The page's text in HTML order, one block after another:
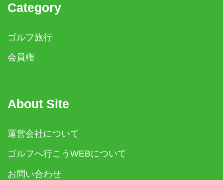
Category
ゴルフ旅行
会員権
About Site
運営会社について
ゴルフへ行こうWEBについて
お問い合わせ